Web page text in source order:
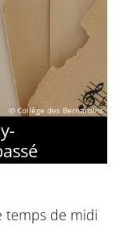
© Collège des Bernardins
temps de midi